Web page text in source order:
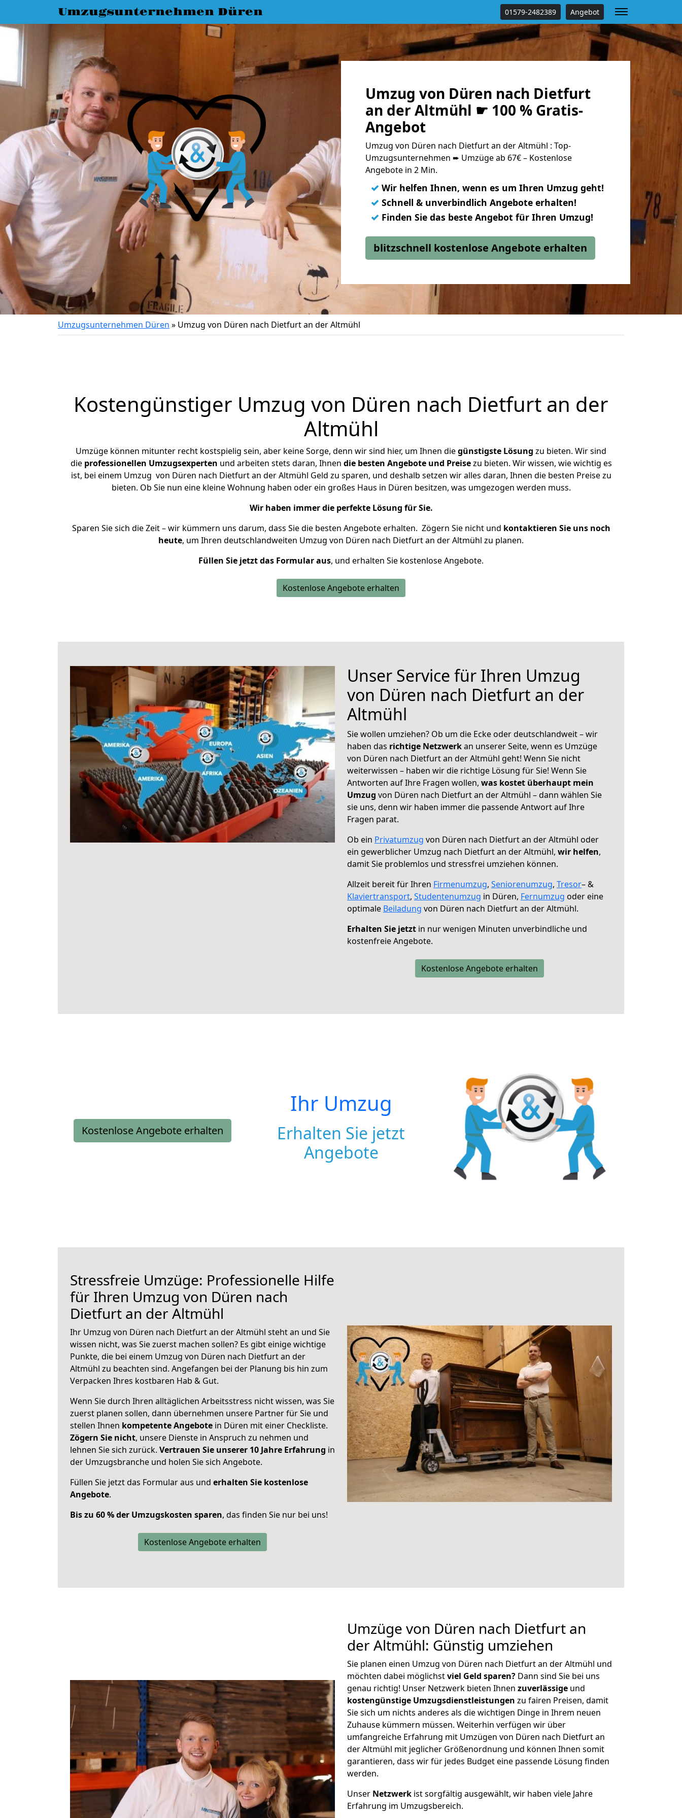
Umzugsunternehmen Düren 01579-2482389 Angebot
Umzug von Düren nach Dietfurt
an der Altmühl ☛ 100 % Gratis-
Angebot
Umzug von Düren nach Dietfurt an der Altmühl : Top-
Umzugsunternehmen ➨ Umzüge ab 67€ – Kostenlose
Angebote in 2 Min.
✓ Wir helfen Ihnen, wenn es um Ihren Umzug geht!
✓ Schnell & unverbindlich Angebote erhalten!
✓ Finden Sie das beste Angebot für Ihren Umzug!
blitzschnell kostenlose Angebote erhalten
Umzugsunternehmen Düren » Umzug von Düren nach Dietfurt an der Altmühl
Kostengünstiger Umzug von Düren nach Dietfurt an der
Altmühl
Umzüge können mitunter recht kostspielig sein, aber keine Sorge, denn wir sind hier, um Ihnen diegünstigste Lösung zu bieten. Wir sind
die professionellen Umzugsexperten und arbeiten stets daran, Ihnen die besten Angebote und Preisezu bieten. Wir wissen, wie wichtig es
ist, bei einem Umzug von Düren nach Dietfurt an der Altmühl Geld zu sparen, und deshalb setzen wir alles daran, Ihnen die besten Preise zu
bieten. Ob Sie nun eine kleine Wohnung haben oder ein großes Haus in Düren besitzen, was umgezogen werden muss.
Wir haben immer die perfekte Lösung für Sie.
Sparen Sie sich die Zeit – wir kümmern uns darum, dass Sie die besten Angebote erhalten. Zögern Sie nicht und kontaktieren Sie uns noch
heute, um Ihren deutschlandweiten Umzug von Düren nach Dietfurt an der Altmühl zu planen.
Füllen Sie jetzt das Formular aus, und erhalten Sie kostenlose Angebote.
Kostenlose Angebote erhalten
Unser Service für Ihren Umzug
von Düren nach Dietfurt an der
Altmühl
Sie wollen umziehen? Ob um die Ecke oder deutschlandweit – wir
haben das richtige Netzwerkan unserer Seite, wenn es Umzüge
von Düren nach Dietfurt an der Altmühl geht! Wenn Sie nicht
weiterwissen – haben wir die richtige Lösung für Sie! Wenn Sie
Antworten auf Ihre Fragen wollen, was kostet überhaupt mein
Umzug von Düren nach Dietfurt an der Altmühl – dann wählen Sie
sie uns, denn wir haben immer die passende Antwort auf Ihre
Fragen parat.
Ob ein Privatumzug von Düren nach Dietfurt an der Altmühl oder
ein gewerblicher Umzug nach Dietfurt an der Altmühl, wir helfen,
damit Sie problemlos und stressfrei umziehen können.
Allzeit bereit für Ihren Firmenumzug, Seniorenumzug, Tresor– &
Klaviertransport, Studentenumzug in Düren, Fernumzug oder eine
optimale Beiladung von Düren nach Dietfurt an der Altmühl.
Erhalten Sie jetzt in nur wenigen Minuten unverbindliche und
kostenfreie Angebote.
Kostenlose Angebote erhalten
Kostenlose Angebote erhalten
Ihr Umzug
Erhalten Sie jetzt
Angebote
Stressfreie Umzüge: Professionelle Hilfe
für Ihren Umzug von Düren nach
Dietfurt an der Altmühl
Ihr Umzug von Düren nach Dietfurt an der Altmühl steht an und Sie
wissen nicht, was Sie zuerst machen sollen? Es gibt einige wichtige
Punkte, die bei einem Umzug von Düren nach Dietfurt an der
Altmühl zu beachten sind. Angefangen bei der Planung bis hin zum
Verpacken Ihres kostbaren Hab & Gut.
Wenn Sie durch Ihren alltäglichen Arbeitsstress nicht wissen, was Sie
zuerst planen sollen, dann übernehmen unsere Partner für Sie und
stellen Ihnen kompetente Angebote in Düren mit einer Checkliste.
Zögern Sie nicht, unsere Dienste in Anspruch zu nehmen und
lehnen Sie sich zurück. Vertrauen Sie unserer 10 Jahre Erfahrung in
der Umzugsbranche und holen Sie sich Angebote.
Füllen Sie jetzt das Formular aus und erhalten Sie kostenlose
Angebote.
Bis zu 60 % der Umzugskosten sparen, das finden Sie nur bei uns!
Kostenlose Angebote erhalten
Umzüge von Düren nach Dietfurt an
der Altmühl: Günstig umziehen
Sie planen einen Umzug von Düren nach Dietfurt an der Altmühl und
möchten dabei möglichstviel Geld sparen? Dann sind Sie bei uns
genau richtig! Unser Netzwerk bieten Ihnen zuverlässige und
kostengünstige Umzugsdienstleistungen zu fairen Preisen, damit
Sie sich um nichts anderes als die wichtigen Dinge in Ihrem neuen
Zuhause kümmern müssen. Weiterhin verfügen wir über
umfangreiche Erfahrung mit Umzügen von Düren nach Dietfurt an
der Altmühl mit jeglicher Größenordnung und können Ihnen somit
garantieren, dass wir für jedes Budget eine passende Lösung finden
werden.
Unser Netzwerk ist sorgfältig ausgewählt, wir haben viele Jahre
Erfahrung im Umzugsbereich.